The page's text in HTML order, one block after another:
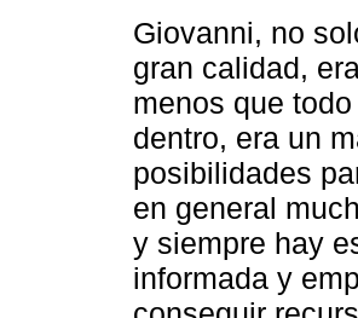
Giovanni, no
gran calidad,
menos que
dentro, era un
posibilidades
en general
y siempre hay
informada y